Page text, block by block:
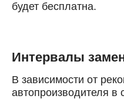
будет бесплатна.
Интервалы
В зависимости от
автопроизводителя в